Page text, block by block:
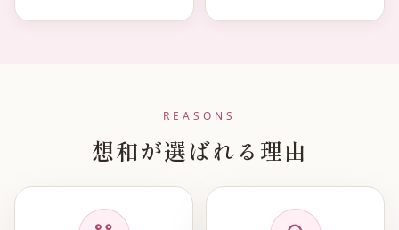
REASONS
想和が選ばれる理由